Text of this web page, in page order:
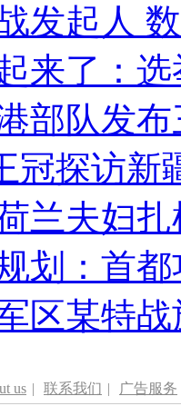
发起人
来了：
部队发
冠探访新
兰夫妇
划：首
区某特
us | 联系我们 | 广告服务